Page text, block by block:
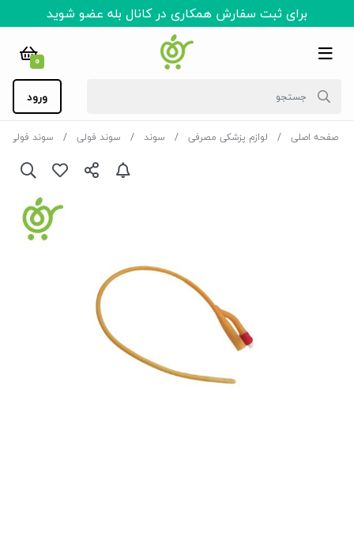
برای ثبت سفارش همکاری در کانال بله عضو شوید
0
ورود
صفحه اصلی لوازم پزشکی مصرفی سوند سوند فولی سوند فولی